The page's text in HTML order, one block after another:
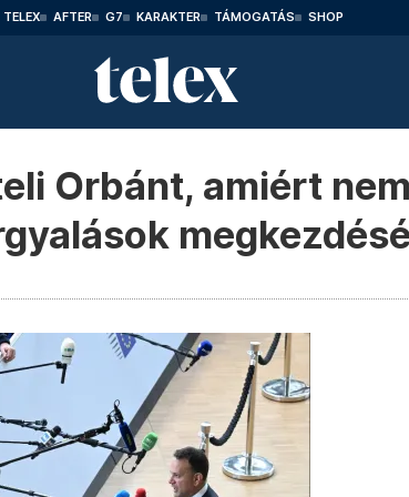
TELEX AFTER G7 KARAKTER TÁMOGATÁS SHOP
Orbánt, amiért